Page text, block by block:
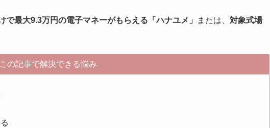
で最大9.3万円の電子マネーがもらえる「ハナユメ」 または、 対象式場
この記事で解決できる悩み